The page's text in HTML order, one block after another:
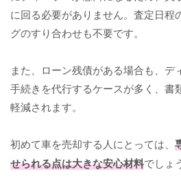
に回る必要がありません。査定日程
グのすり合わせも不要です。
また、ローン残債がある場合も、デ
手続きを代行するケースが多く、書
軽減されます。
初めて車を売却する人にとっては、
せられる点は大きな安心材料でしょ